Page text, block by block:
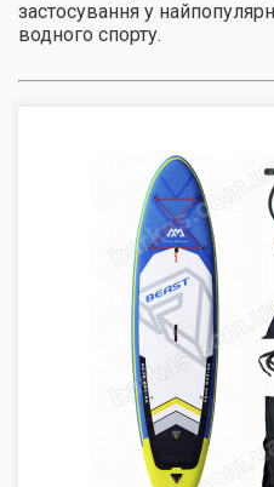
застосування у
водного спорту.